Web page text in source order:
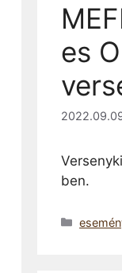
es
ben.